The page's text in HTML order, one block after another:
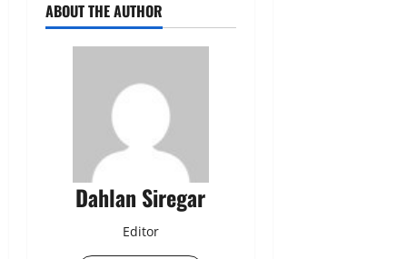
ABOUT THE AUTHOR
Dahlan Siregar
Editor